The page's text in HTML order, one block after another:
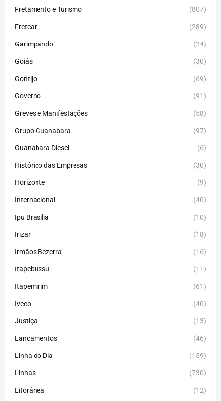
Fretamento e Turismo (807)
Fretcar (289)
Garimpando (24)
Goiás (30)
Gontijo (69)
Governo (91)
Greves e Manifestações (58)
Grupo Guanabara (97)
Guanabara Diesel (6)
Histórico das Empresas (30)
Horizonte (9)
Internacional (40)
Ipu Brasilia (10)
Irizar (18)
Irmãos Bezerra (16)
Itapebussu (11)
Itapemirim (61)
Iveco (40)
Justiça (13)
Lançamentos (46)
Linha do Dia (159)
Linhas (730)
Litorânea (12)